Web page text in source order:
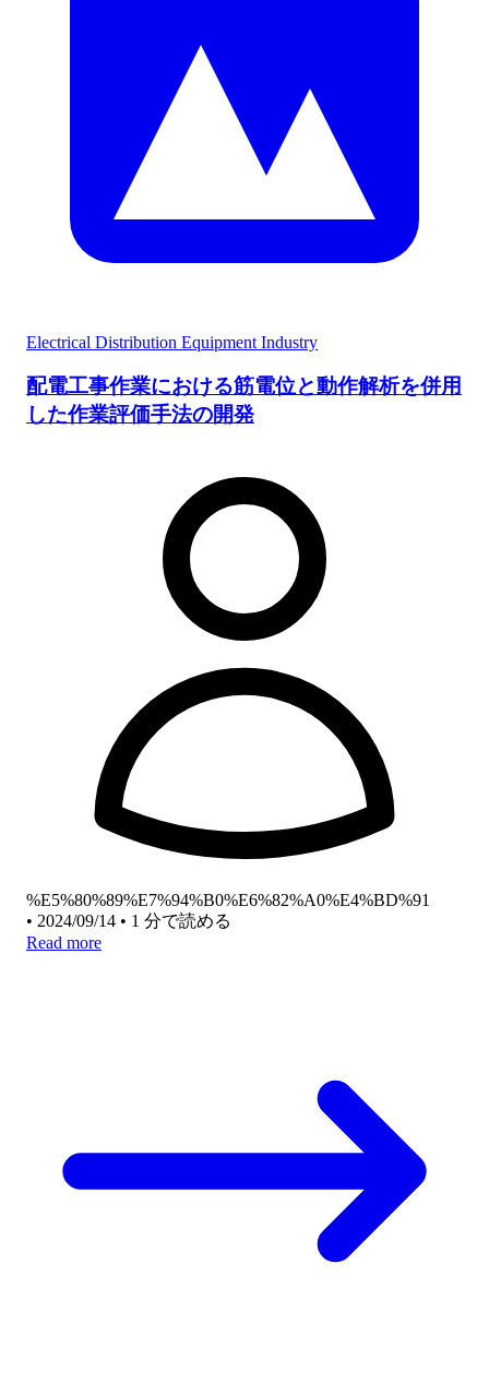
Electrical Distribution Equipment Industry
配電工事作業における筋電位と動作解析を併用
した作業評価手法の開発
%E5%80%89%E7%94%B0%E6%82%A0%E4%BD%91
• 2024/09/14 • 1 分で読める
Read more